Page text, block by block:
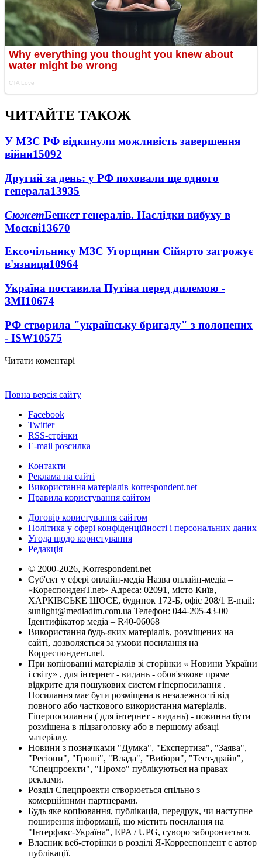
ЧИТАЙТЕ ТАКОЖ
У МЗС РФ відкинули можливість завершення
війни15092
Другий за день: у РФ поховали ще одного
генерала13935
СюжетБенкет генералів. Наслідки вибуху в
Москві13670
Ексочільнику МЗС Угорщини Сійярто загрожує
в'язниця10964
Україна поставила Путіна перед дилемою -
ЗМІ10674
РФ створила "українську бригаду" з полонених
- ISW10575
Читати коментарі
Повна версія сайту
Facebook
Twitter
RSS-стрічки
E-mail розсилка
Контакти
Реклама на сайті
Використання матеріалів korrespondent.net
Правила користування сайтом
Договір користування сайтом
Політика у сфері конфіденційності і персональних даних
Угода щодо користування
Редакція
© 2000-2026, Korrespondent.net
Суб'єкт у сфері онлайн-медіа Назва онлайн-медіа –
«КореспонденТ.net» Адреса: 02091, місто Київ,
ХАРКІВСЬКЕ ШОСЕ, будинок 172-Б, офіс 208/1 E-mail:
sunlight@mediadim.com.ua Телефон: 044-205-43-00
Ідентифікатор медіа – R40-06068
Використання будь-яких матеріалів, розміщених на
сайті, дозволяється за умови посилання на
Корреспондент.net.
При копіюванні матеріалів зі сторінки « Новини України
і світу» , для інтернет - видань - обов'язкове пряме
відкрите для пошукових систем гіперпосилання .
Посилання має бути розміщена в незалежності від
повного або часткового використання матеріалів.
Гіперпосилання ( для інтернет - видань) - повинна бути
розміщена в підзаголовку або в першому абзаці
матеріалу.
Новини з позначками "Думка", "Експертиза", "Заява",
"Регіони", "Гроші", "Влада", "Вибори", "Тест-драйв",
"Спецпроекти", "Промо" публікуються на правах
реклами.
Розділ Спецпроекти створюється спільно з
комерційними партнерами.
Будь яке копіювання, публікація, передрук, чи наступне
поширення інформації, що містить посилання на
"Інтерфакс-Україна", EPA / UPG, суворо забороняється.
Власник веб-сторінки в розділі Я-Корреспондент є автор
публікації.